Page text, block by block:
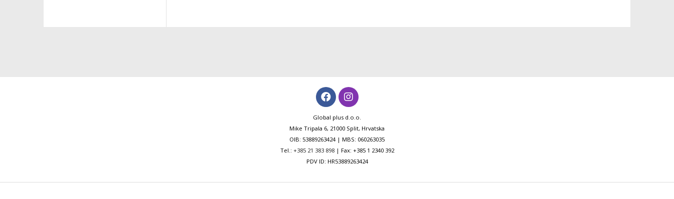
Global plus d.o.o.
Mike Tripala 6, 21000 Split, Hrvatska
OIB: 53889263424 | MBS: 060263035
Tel.: +385 21 383 898| Fax: +385 1 2340 392
PDV ID: HR53889263424